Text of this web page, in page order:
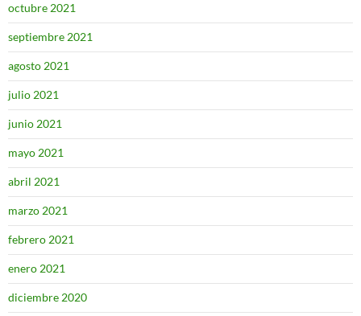
octubre 2021
septiembre 2021
agosto 2021
julio 2021
junio 2021
mayo 2021
abril 2021
marzo 2021
febrero 2021
enero 2021
diciembre 2020